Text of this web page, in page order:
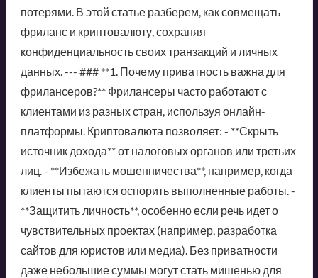
потерями. В этой статье разберем, как совмещать
фриланс и криптовалюту, сохраняя
конфиденциальность своих транзакций и личных
данных. --- ### **1. Почему приватность важна для
фрилансеров?** Фрилансеры часто работают с
клиентами из разных стран, используя онлайн-
платформы. Криптовалюта позволяет: - **Скрыть
источник дохода** от налоговых органов или третьих
лиц. - **Избежать мошенничества**, например, когда
клиенты пытаются оспорить выполненные работы. -
**Защитить личность**, особенно если речь идет о
чувствительных проектах (например, разработка
сайтов для юристов или медиа). Без приватности
даже небольшие суммы могут стать мишенью для